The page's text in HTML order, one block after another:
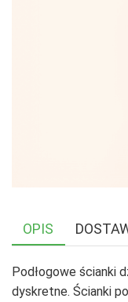
OPIS
Podłogowe ścianki
dyskretne. Ścianki